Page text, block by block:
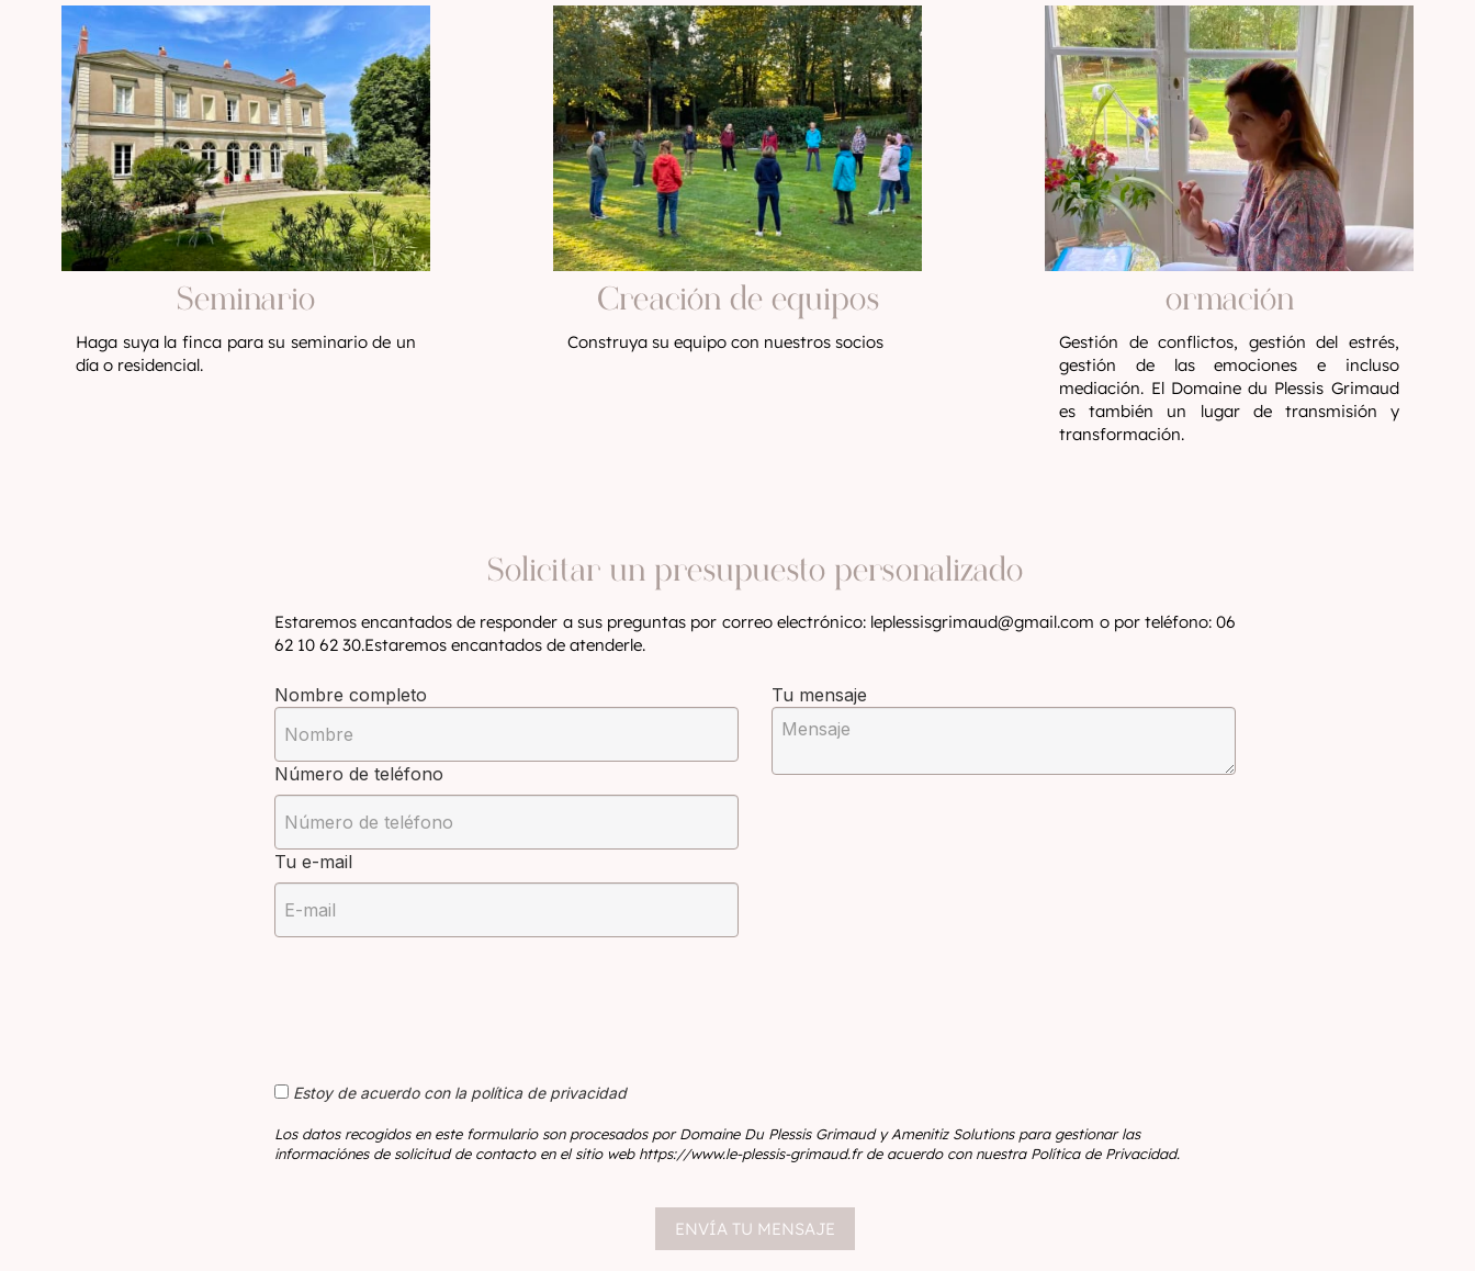
Seminario
Haga suya la finca para su seminario de un
día o residencial.
Creación de equipos
Construya su equipo con nuestros socios
ormación
Gestión de conflictos, gestión del estrés,
gestión de las emociones e incluso
mediación. El Domaine du Plessis Grimaud
es también un lugar de transmisión y
transformación.
Solicitar un presupuesto personalizado
Estaremos encantados de responder a sus preguntas por correo electrónico: leplessisgrimaud@gmail.com o por teléfono: 06
62 10 62 30.Estaremos encantados de atenderle.
Nombre completo
Número de teléfono
Tu e-mail
Tu mensaje
Estoy de acuerdo con la política de privacidad
Los datos recogidos en este formulario son procesados por Domaine Du Plessis Grimaud y Amenitiz Solutions para gestionar las
informaciónes de solicitud de contacto en el sitio web https://www.le-plessis-grimaud.fr de acuerdo con nuestra Política de Privacidad.